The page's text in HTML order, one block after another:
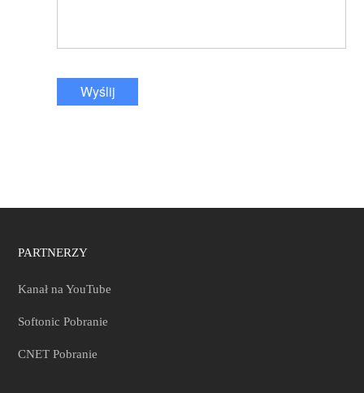
Wyślij
PARTNERZY
Kanał na YouTube
Softonic Pobranie
CNET Pobranie